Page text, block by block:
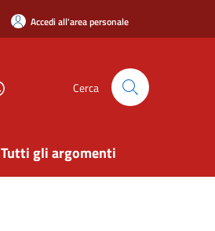
Accedi all'area personale
Cerca
Tutti gli argomenti